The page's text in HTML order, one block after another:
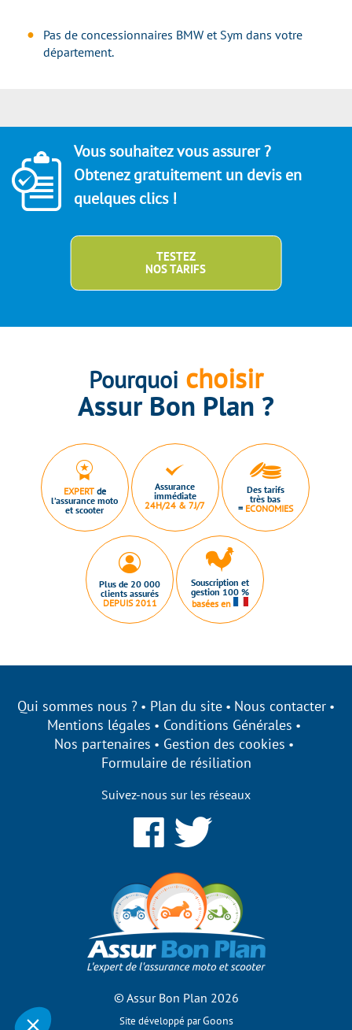
des cookies qui nous permettent d’établir des
d’améliorer nos performances et de personnaliser votre
vous de bénéficier des fonctionnalités de notre site ?
vos préférences par la suite, cliquez sur le lien
Consentements certifiés par
Pas de concessionnaires BMW et Sym dans votre
département.
Vous souhaitez vous assurer ?
Obtenez gratuitement un devis en
quelques clics !
TESTEZ
NOS TARIFS
Pourquoi choisir
Assur Bon Plan ?
EXPERTde
l’assurance moto
et scooter
Assurance
immédiate
24H/24 & 7J/7
Des tarifs
très bas
= ECONOMIES
Plus de 20 000
clients assurés
DEPUIS 2011
Souscription et
gestion 100 %
basées en
Qui sommes nous ? Plan du site
Nous contacter
Mentions légales
Conditions Générales
Nos partenaires
Gestion des cookies
Formulaire de résiliation
Suivez-nous sur les réseaux
© Assur Bon Plan 2026
Site développé parGoons